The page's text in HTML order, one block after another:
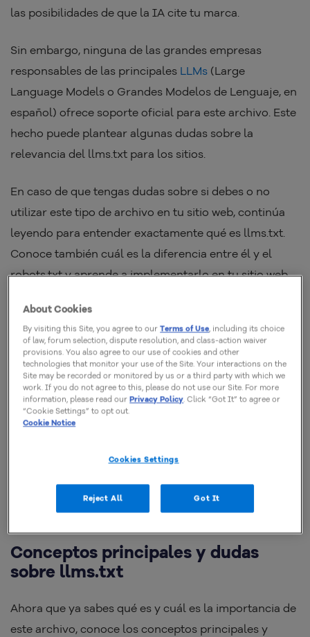
las posibilidades de que la IA cite tu marca.
Sin embargo, ninguna de las grandes empresas
responsables de las principales LLMs (Large
Language Models o Grandes Modelos de Lenguaje, en
español) ofrece soporte oficial para este archivo. Este
hecho puede plantear algunas dudas sobre la
relevancia del llms.txt para los sitios.
En caso de que tengas dudas sobre si debes o no
utilizar este tipo de archivo en tu sitio web, continúa
leyendo para entender exactamente qué es llms.txt.
Conoce también cuál es la diferencia entre él y el
robots.txt y aprende a implementarlo en tu sitio web.
¿Qué es llms.txt?
El llms.txt es un archivo que tiene como objetivo
hacer que su sitio web sea más comprensible para las
herramientas de IA generativa. Muestra a la
inteligencia artificial cuáles son las páginas y
materiales para formular las respuestas a las
preguntas de los usuarios, y citar su sitio web como
Conceptos principales y dudas
sobre llms.txt
Ahora que ya sabes qué es y cuál es la importancia de
este archivo, conoce los conceptos principales y
About Cookies
By visiting this Site, you agree to ourTerms of Use, including its choice
of law, forum selection, dispute resolution, and class-action waiver
provisions. You also agree to our use of cookies and other
technologies that monitor your use of the Site. Your interactions on the
Site may be recorded or monitored by us or a third party with which we
work. If you do not agree to this, please do not use our Site. For more
information, please read ourPrivacy Policy. Click “Got It” to agree or
“Cookie Settings” to opt out.
Cookie Notice
Cookies Settings
Reject All Got It